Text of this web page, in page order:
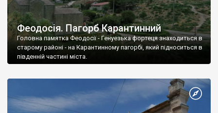
Феодосія. Пагорб Карантинний
Головна памятка Феодосії - Генуезька фортеця знаходиться в
старому районі - на Карантинному пагорбі, який підноситься в
південній частині міста.